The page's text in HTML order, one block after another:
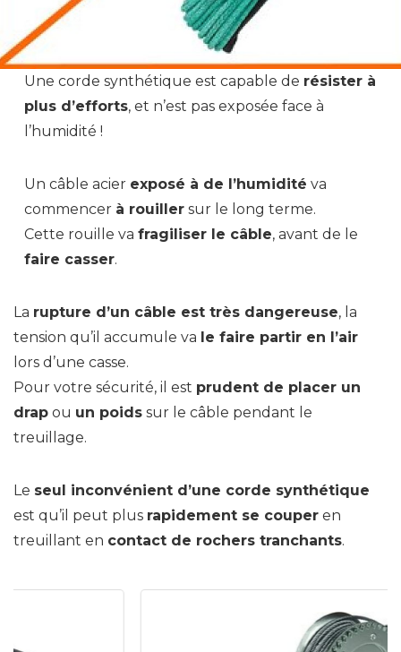
Une corde synthétique est capable de résister à
plus d’efforts, et n’est pas exposée face à
l’humidité !
Un câble acier exposé à de l’humidité va
commencer à rouiller sur le long terme.
Cette rouille vafragiliser le câble, avant de le
faire casser.
La rupture d’un câble est très dangereuse, la
tension qu’il accumule va le faire partir en l’air
lors d’une casse.
Pour votre sécurité, il est prudent de placer un
drap ou un poids sur le câble pendant le
treuillage.
Le seul inconvénient d’une corde synthétique
est qu’il peut plus rapidement se couper en
treuillant en contact de rochers tranchants.